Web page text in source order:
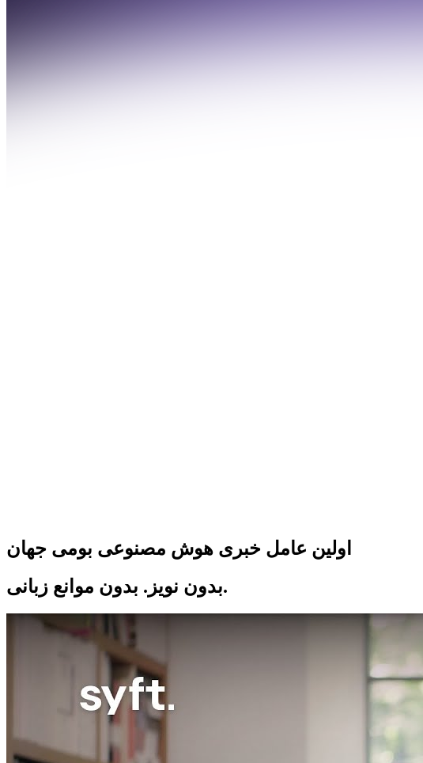
اولین عامل خبری هوش مصنوعی بومی جهان
بدون نویز. بدون موانع زبانی.